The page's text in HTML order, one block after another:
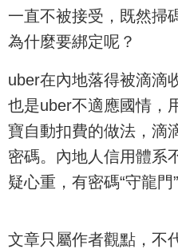
一直不被接受，既然掃
為什麼要綁定呢？
uber在內地落得被滴滴
也是uber不適應國情，
寶自動扣費的做法，滴
密碼。內地人信用體系
疑心重，有密碼“守龍門
文章只屬作者觀點，不